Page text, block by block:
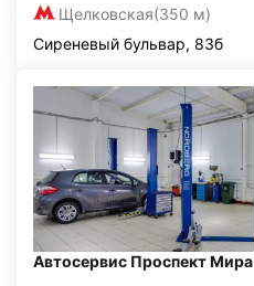
Щелковская(350 м)
Сиреневый бульвар, 83б
Автосервис Проспект Мира